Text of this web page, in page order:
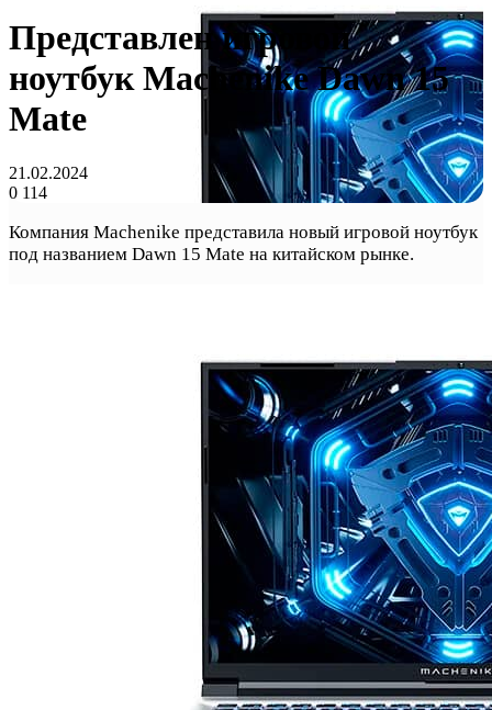
Представлен игровой
ноутбук Machenike Dawn 15
Mate
21.02.2024
0 114
Компания Machenike представила новый игровой ноутбук
под названием Dawn 15 Mate на китайском рынке.